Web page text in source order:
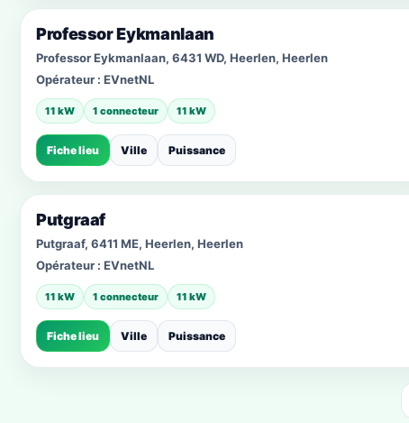
Professor Eykmanlaan
Professor Eykmanlaan, 6431 WD, Heerlen, Heerlen
Opérateur : EVnetNL
11 kW 1 connecteur 11 kW
Fiche lieu Ville Puissance
Putgraaf
Putgraaf, 6411 ME, Heerlen, Heerlen
Opérateur : EVnetNL
11 kW 1 connecteur 11 kW
Fiche lieu Ville Puissance